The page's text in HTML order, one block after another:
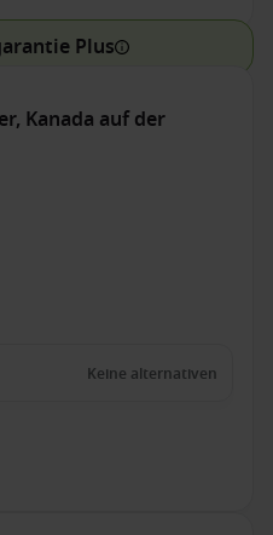
Plus
Kanada auf der
Keine alternativen